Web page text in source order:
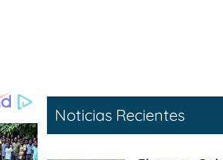
Noticias Recientes